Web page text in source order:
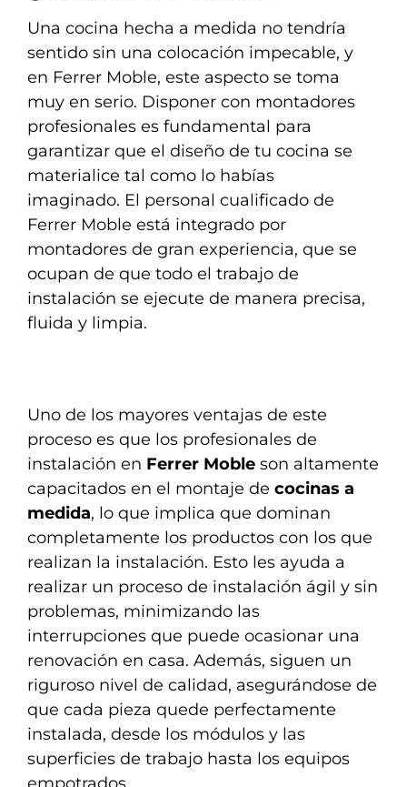
Una cocina hecha a medida no tendría
sentido sin una colocación impecable, y
en Ferrer Moble, este aspecto se toma
muy en serio. Disponer con montadores
profesionales es fundamental para
garantizar que el diseño de tu cocina se
materialice tal como lo habías
imaginado. El personal cualificado de
Ferrer Moble está integrado por
montadores de gran experiencia, que se
ocupan de que todo el trabajo de
instalación se ejecute de manera precisa,
fluida y limpia.
Uno de los mayores ventajas de este
proceso es que los profesionales de
instalación en Ferrer Moble son altamente
capacitados en el montaje de cocinas a
medida, lo que implica que dominan
completamente los productos con los que
realizan la instalación. Esto les ayuda a
realizar un proceso de instalación ágil y sin
problemas, minimizando las
interrupciones que puede ocasionar una
renovación en casa. Además, siguen un
riguroso nivel de calidad, asegurándose de
que cada pieza quede perfectamente
instalada, desde los módulos y las
superficies de trabajo hasta los equipos